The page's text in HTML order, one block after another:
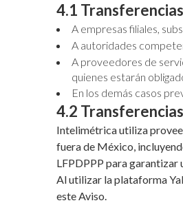
4.1
A empresas filiales,
A autoridades
A proveedores de
quienes estarán
En los demás casos
4.2
Intelimétrica utiliza
fuera de México,
LFPDPPP para garantizar
Al utilizar la plataforma
este Aviso.